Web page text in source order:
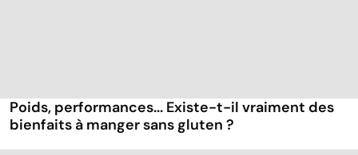
Poids, performances... Existe-t-il vraiment des
bienfaits à manger sans gluten ?